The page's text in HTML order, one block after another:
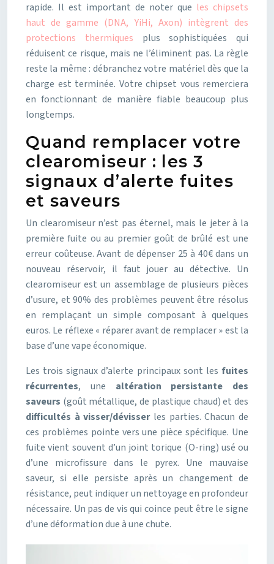
rapide. Il est important de noter que les chipsets
haut de gamme (DNA, YiHi, Axon) intègrent des
protections thermiques plus sophistiquées qui
réduisent ce risque, mais ne l’éliminent pas. La règle
reste la même : débranchez votre matériel dès que la
charge est terminée. Votre chipset vous remerciera
en fonctionnant de manière fiable beaucoup plus
longtemps.
Quand remplacer votre
clearomiseur : les 3
signaux d’alerte fuites
et saveurs
Un clearomiseur n’est pas éternel, mais le jeter à la
première fuite ou au premier goût de brûlé est une
erreur coûteuse. Avant de dépenser 25 à 40€ dans un
nouveau réservoir, il faut jouer au détective. Un
clearomiseur est un assemblage de plusieurs pièces
d’usure, et 90% des problèmes peuvent être résolus
en remplaçant un simple composant à quelques
euros. Le réflexe « réparer avant de remplacer » est la
base d’une vape économique.
Les trois signaux d’alerte principaux sont les fuites
récurrentes, une altération persistante des
saveurs (goût métallique, de plastique chaud) et des
difficultés à visser/dévisserles parties. Chacun de
ces problèmes pointe vers une pièce spécifique. Une
fuite vient souvent d’un joint torique (O-ring) usé ou
d’une microfissure dans le pyrex. Une mauvaise
saveur, si elle persiste après un changement de
résistance, peut indiquer un nettoyage en profondeur
nécessaire. Un pas de vis qui coince peut être le signe
d’une déformation due à une chute.